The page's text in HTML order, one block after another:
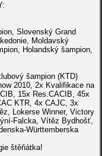
Slovenský Grand
Moldavský
Holandský šampion,
šampion (KTD)
2010, 2x Kvalifikace na
15x Res.CACIB, 45x
KTR, 4x CAJC, 3x
Lokerse Winner, Victory
Falcka, Vítěz Bydhošť,
Württemberska
štěňátka!